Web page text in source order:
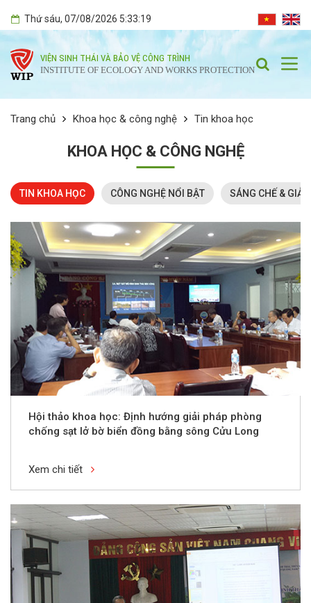
Thứ sáu, 07/08/2026 5:33:20
VIỆN SINH THÁI VÀ BẢO VỆ CÔNG TRÌNH
INSTITUTE OF ECOLOGY AND WORKS PROTECTION
Trang chủ Khoa học & công nghệ Tin khoa học
KHOA HỌC & CÔNG NGHỆ
TIN KHOA HỌC CÔNG NGHỆ NỔI BẬT SÁNG CHẾ & GIẢI
Hội thảo khoa học: Định hướng giải pháp phòng
chống sạt lở bờ biển đồng bằng sông Cửu Long
Xem chi tiết